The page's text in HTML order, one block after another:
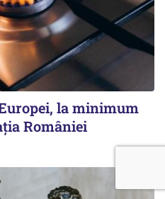
la minimum
României